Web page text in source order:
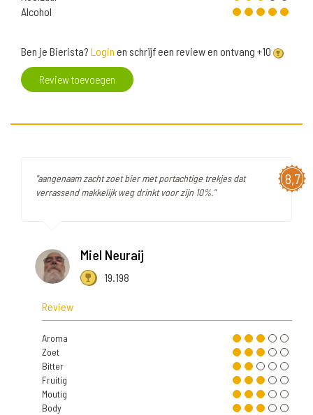
Alcohol
Ben je Bierista? Login en schrijf een review en ontvang +10
Review toevoegen
8,7
"aangenaam zacht zoet bier met portachtige trekjes dat
verrassend makkelijk weg drinkt voor zijn 10%."
Miel Neuraij
19.198
Review
Aroma
Zoet
Bitter
Fruitig
Moutig
Body